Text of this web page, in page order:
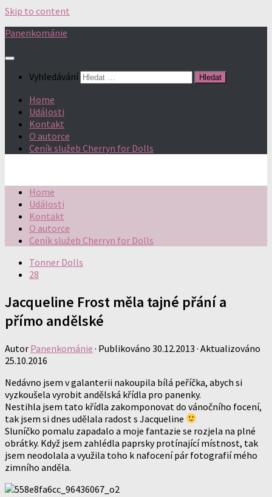
Skip to content
Panenkománie
Vyhledávání
Home
Události
Kontakt
O autorce
Ceník služeb Cherryn for Dolls
Home
Události
Kontakt
O autorce
Ceník služeb Cherryn for Dolls
Tonner Dolls
28
Jacqueline Frost měla tajné přání a
přímo andělské
Autor Panenkománie · Publikováno 30.12.2013 · Aktualizováno
25.10.2016
Nedávno jsem v galanterii nakoupila bílá peříčka, abych si
vyzkoušela vyrobit andělská křídla pro panenky.
Nestihla jsem tato křídla zakomponovat do vánočního focení,
tak jsem si dnes udělala radost s Jacqueline
Sluníčko pomalu zapadalo a moje fantazie se rozjela na plné
obrátky. Když jsem zahlédla paprsky protínající místnost, tak
jsem neodolala a využila toho k nafocení pár fotografií mého
zimního anděla.